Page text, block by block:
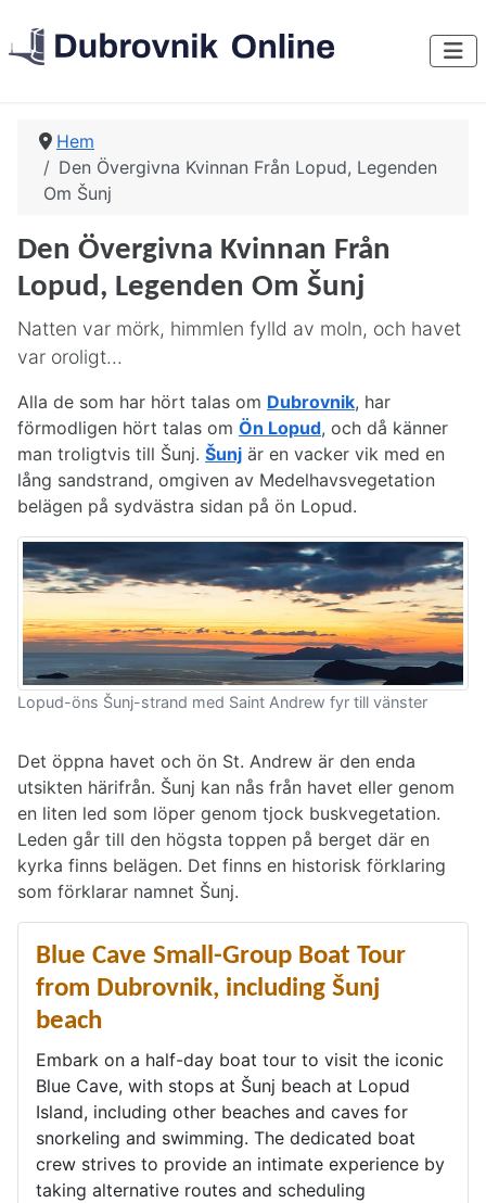
Hem
Den Övergivna Kvinnan Från Lopud, Legenden
Om Šunj
Den Övergivna Kvinnan Från
Lopud, Legenden Om Šunj
Natten var mörk, himmlen fylld av moln, och havet
var oroligt...
Alla de som har hört talas om Dubrovnik, har
förmodligen hört talas om Ön Lopud, och då känner
man troligtvis till Šunj. Šunj är en vacker vik med en
lång sandstrand, omgiven av Medelhavsvegetation
belägen på sydvästra sidan på ön Lopud.
Lopud-öns Šunj-strand med Saint Andrew fyr till vänster
Det öppna havet och ön St. Andrew är den enda
utsikten härifrån. Šunj kan nås från havet eller genom
en liten led som löper genom tjock buskvegetation.
Leden går till den högsta toppen på berget där en
kyrka finns belägen. Det finns en historisk förklaring
som förklarar namnet Šunj.
Blue Cave Small-Group Boat Tour
from Dubrovnik, including Šunj
beach
Embark on a half-day boat tour to visit the iconic
Blue Cave, with stops at Šunj beach at Lopud
Island, including other beaches and caves for
snorkeling and swimming. The dedicated boat
crew strives to provide an intimate experience by
taking alternative routes and scheduling